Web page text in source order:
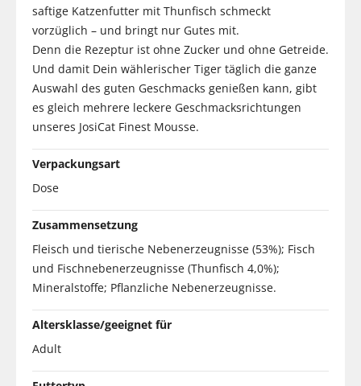
saftige Katzenfutter mit Thunfisch schmeckt
vorzüglich – und bringt nur Gutes mit.
Denn die Rezeptur ist ohne Zucker und ohne Getreide.
Und damit Dein wählerischer Tiger täglich die ganze
Auswahl des guten Geschmacks genießen kann, gibt
es gleich mehrere leckere Geschmacksrichtungen
unseres JosiCat Finest Mousse.
Verpackungsart
Dose
Zusammensetzung
Fleisch und tierische Nebenerzeugnisse (53%); Fisch
und Fischnebenerzeugnisse (Thunfisch 4,0%);
Mineralstoffe; Pflanzliche Nebenerzeugnisse.
Altersklasse/geeignet für
Adult